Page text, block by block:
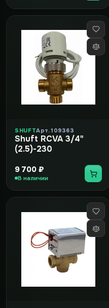
SHUFTАрт. 109363
Shuft RCVA 3/4"
(2.5)-230
9 700 ₽
В наличии